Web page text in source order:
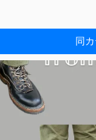
同